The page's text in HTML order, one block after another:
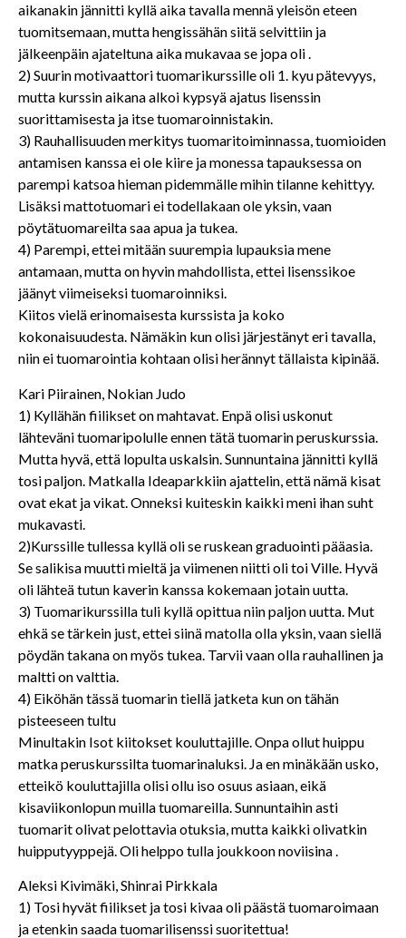
aikanakin jännitti kyllä aika tavalla mennä yleisön eteen
tuomitsemaan, mutta hengissähän siitä selvittiin ja
jälkeenpäin ajateltuna aika mukavaa se jopa oli .
2) Suurin motivaattori tuomarikurssille oli 1. kyu pätevyys,
mutta kurssin aikana alkoi kypsyä ajatus lisenssin
suorittamisesta ja itse tuomaroinnistakin.
3) Rauhallisuuden merkitys tuomaritoiminnassa, tuomioiden
antamisen kanssa ei ole kiire ja monessa tapauksessa on
parempi katsoa hieman pidemmälle mihin tilanne kehittyy.
Lisäksi mattotuomari ei todellakaan ole yksin, vaan
pöytätuomareilta saa apua ja tukea.
4) Parempi, ettei mitään suurempia lupauksia mene
antamaan, mutta on hyvin mahdollista, ettei lisenssikoe
jäänyt viimeiseksi tuomaroinniksi.
Kiitos vielä erinomaisesta kurssista ja koko
kokonaisuudesta. Nämäkin kun olisi järjestänyt eri tavalla,
niin ei tuomarointia kohtaan olisi herännyt tällaista kipinää.
Kari Piirainen, Nokian Judo
1) Kyllähän fiilikset on mahtavat. Enpä olisi uskonut
lähteväni tuomaripolulle ennen tätä tuomarin peruskurssia.
Mutta hyvä, että lopulta uskalsin. Sunnuntaina jännitti kyllä
tosi paljon. Matkalla Ideaparkkiin ajattelin, että nämä kisat
ovat ekat ja vikat. Onneksi kuiteskin kaikki meni ihan suht
mukavasti.
2)Kurssille tullessa kyllä oli se ruskean graduointi pääasia.
Se salikisa muutti mieltä ja viimenen niitti oli toi Ville. Hyvä
oli lähteä tutun kaverin kanssa kokemaan jotain uutta.
3) Tuomarikurssilla tuli kyllä opittua niin paljon uutta. Mut
ehkä se tärkein just, ettei siinä matolla olla yksin, vaan siellä
pöydän takana on myös tukea. Tarvii vaan olla rauhallinen ja
maltti on valttia.
4) Eiköhän tässä tuomarin tiellä jatketa kun on tähän
pisteeseen tultu
Minultakin Isot kiitokset kouluttajille. Onpa ollut huippu
matka peruskurssilta tuomarinaluksi. Ja en minäkään usko,
etteikö kouluttajilla olisi ollu iso osuus asiaan, eikä
kisaviikonlopun muilla tuomareilla. Sunnuntaihin asti
tuomarit olivat pelottavia otuksia, mutta kaikki olivatkin
huipputyyppejä. Oli helppo tulla joukkoon noviisina .
Aleksi Kivimäki, Shinrai Pirkkala
1) Tosi hyvät fiilikset ja tosi kivaa oli päästä tuomaroimaan
ja etenkin saada tuomarilisenssi suoritettua!